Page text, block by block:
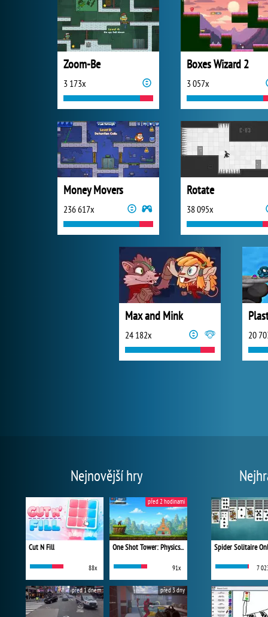
Zoom-Be
3 173x
Boxes Wizard 2
3 057x
Money Movers
236 617x
Rotate
38 095x
Max and Mink
24 182x 20
Nejnovější hry
Cut N Fill
88x
One Shot Tower: Physics Destroyer
91x
před 2 hodinami
před 1 dnem před 3 dny
Spider Solitaire
7